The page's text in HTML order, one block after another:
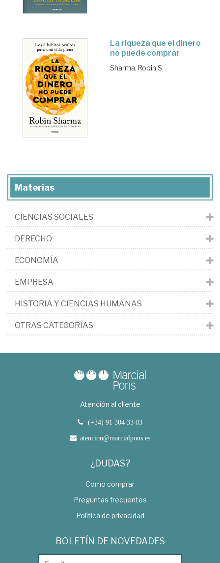
La riqueza que el dinero
no puede comprar
Sharma, Robin S.
Materias
CIENCIAS SOCIALES
DERECHO
ECONOMÍA
EMPRESA
HISTORIA Y CIENCIAS HUMANAS
OTRAS CATEGORÍAS
Atención al cliente
(+34) 91 304 33 03
atencion@marcialpons.es
¿DUDAS?
Como comprar
Preguntas frecuentes
Política de privacidad
BOLETÍN DE NOVEDADES